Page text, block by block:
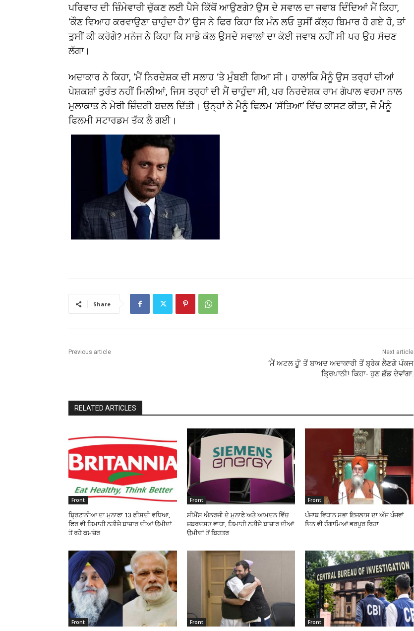
ਪਰਿਵਾਰ ਦੀ ਜ਼ਿੰਮੇਵਾਰੀ ਚੁੱਕਣ ਲਈ ਪੈਸੇ ਕਿੱਥੋਂ ਆਉਣਗੇ? ਉਸ ਦੇ ਸਵਾਲ ਦਾ ਜਵਾਬ ਦਿੰਦਿਆਂ ਮੈਂ ਕਿਹਾ,
‘ਕੌਣ ਵਿਆਹ ਕਰਵਾਉਣਾ ਚਾਹੁੰਦਾ ਹੈ?’ ਉਸ ਨੇ ਫਿਰ ਕਿਹਾ ਕਿ ਮੰਨ ਲਓ ਤੁਸੀਂ ਕੱਲ੍ਹ ਬਿਮਾਰ ਹੋ ਗਏ ਹੋ, ਤਾਂ
ਤੁਸੀਂ ਕੀ ਕਰੋਗੇ? ਮਨੋਜ ਨੇ ਕਿਹਾ ਕਿ ਸਾਡੇ ਕੋਲ ਉਸਦੇ ਸਵਾਲਾਂ ਦਾ ਕੋਈ ਜਵਾਬ ਨਹੀਂ ਸੀ ਪਰ ਉਹ ਸੋਚਣ
ਲੱਗਾ।
ਅਦਾਕਾਰ ਨੇ ਕਿਹਾ, ‘ਮੈਂ ਨਿਰਦੇਸ਼ਕ ਦੀ ਸਲਾਹ ‘ਤੇ ਮੁੰਬਈ ਗਿਆ ਸੀ। ਹਾਲਾਂਕਿ ਮੈਨੂੰ ਉਸ ਤਰ੍ਹਾਂ ਦੀਆਂ
ਪੇਸ਼ਕਸ਼ਾਂ ਤੁਰੰਤ ਨਹੀਂ ਮਿਲੀਆਂ, ਜਿਸ ਤਰ੍ਹਾਂ ਦੀ ਮੈਂ ਚਾਹੁੰਦਾ ਸੀ, ਪਰ ਨਿਰਦੇਸ਼ਕ ਰਾਮ ਗੋਪਾਲ ਵਰਮਾ ਨਾਲ
ਮੁਲਾਕਾਤ ਨੇ ਮੇਰੀ ਜ਼ਿੰਦਗੀ ਬਦਲ ਦਿੱਤੀ। ਉਨ੍ਹਾਂ ਨੇ ਮੈਨੂੰ ਫਿਲਮ ‘ਸੱਤਿਆ’ ਵਿੱਚ ਕਾਸਟ ਕੀਤਾ, ਜੋ ਮੈਨੂੰ
ਫਿਲਮੀ ਸਟਾਰਡਮ ਤੱਕ ਲੈ ਗਈ।
Share
Previous article Next article
‘ਮੈਂ ਅਟਲ ਹੂੰ’ ਤੋਂ ਬਾਅਦ ਅਦਾਕਾਰੀ ਤੋਂ ਬ੍ਰੇਕ ਲੈਣਗੇ ਪੰਕਜ
ਤ੍ਰਿਪਾਠੀ! ਕਿਹਾ- ਹੁਣ ਛੱਡ ਦੇਵਾਂਗਾ.
RELATED ARTICLES
Front
ਬ੍ਰਿਟਾਨੀਆ ਦਾ ਮੁਨਾਫਾ 13 ਫ਼ੀਸਦੀ ਵਧਿਆ,
ਫਿਰ ਵੀ ਤਿਮਾਹੀ ਨਤੀਜੇ ਬਾਜ਼ਾਰ ਦੀਆਂ ਉਮੀਦਾਂ
ਤੋਂ ਰਹੇ ਕਮਜ਼ੋਰ
Front
ਸੀਮੈਂਸ ਐਨਰਜੀ ਦੇ ਮੁਨਾਫੇ ਅਤੇ ਆਮਦਨ ਵਿੱਚ
ਜ਼ਬਰਦਸਤ ਵਾਧਾ, ਤਿਮਾਹੀ ਨਤੀਜੇ ਬਾਜ਼ਾਰ ਦੀਆਂ
ਉਮੀਦਾਂ ਤੋਂ ਬਿਹਤਰ
Front
ਪੰਜਾਬ ਵਿਧਾਨ ਸਭਾ ਇਜਲਾਸ ਦਾ ਅੱਜ ਪੰਜਵਾਂ
ਦਿਨ ਵੀ ਹੰਗਾਮਿਆਂ ਭਰਪੂਰ ਰਿਹਾ
Front Front Front